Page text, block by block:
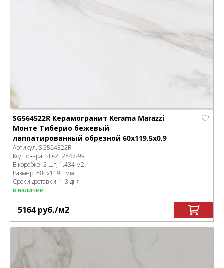
SG564522R Керамогранит Kerama Marazzi
Монте Тиберио бежевый
лаппатированный обрезной 60x119,5x0,9
Артикул: SG564522R
Код товара: SD-252847-99
В коробке: 2 шт, 1.434 м2
Размер: 600x1195 мм
Сроки доставки: 1-3 дня
в наличии
5164 руб./м2